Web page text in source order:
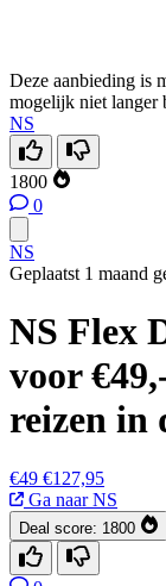
Deze aanbieding is
mogelijk niet langer
NS
1800
0
NS
Geplaatst 1 maand
NS Flex
voor
reizen in
€49 €127,95
Ga naar NS
Deal score: 1800